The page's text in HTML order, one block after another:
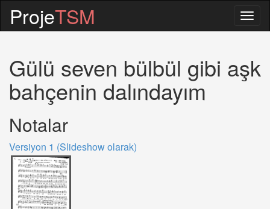
ProjeTSM
Gülü seven bülbül gibi aşk
bahçenin dalındayım
Notalar
Versiyon 1 (Slideshow olarak)